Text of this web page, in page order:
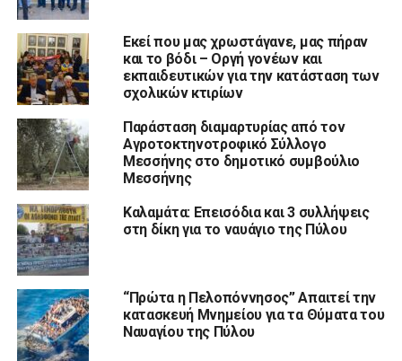
Εκεί που μας χρωστάγανε, μας πήραν
και το βόδι – Οργή γονέων και
εκπαιδευτικών για την κατάσταση των
σχολικών κτιρίων
Παράσταση διαμαρτυρίας από τον
Αγροτοκτηνοτροφικό Σύλλογο
Μεσσήνης στο δημοτικό συμβούλιο
Μεσσήνης
Καλαμάτα: Επεισόδια και 3 συλλήψεις
στη δίκη για το ναυάγιο της Πύλου
“Πρώτα η Πελοπόννησος” Απαιτεί την
κατασκευή Μνημείου για τα Θύματα του
Ναυαγίου της Πύλου